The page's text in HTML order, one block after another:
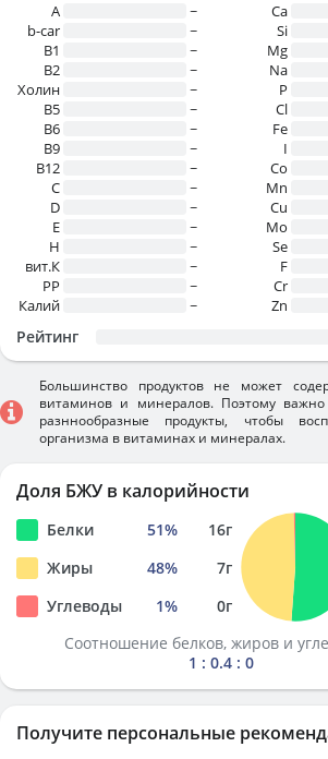
A
~
b-car
~
В1
~
B2
~
Холин
~
B5
~
B6
~
B9
~
B12
~
C
~
D
~
E
~
H
~
вит.К
~
PP
~
Калий
~
Ca
Si
Mg
Na
P
Cl
Fe
I
Co
Mn
Cu
Mo
Se
F
Cr
Zn
Рейтинг
Большинство продуктов не может
витаминов и минералов. Поэтому
разннообразные продукты, чтобы
организма в витаминах и минералах.
Доля БЖУ в калорийности
Белки 51% 16г
Жиры
48% 7г
Углеводы
1% 0г
Соотношение белков, жиров и
1 : 0.4 : 0
Получите персональные